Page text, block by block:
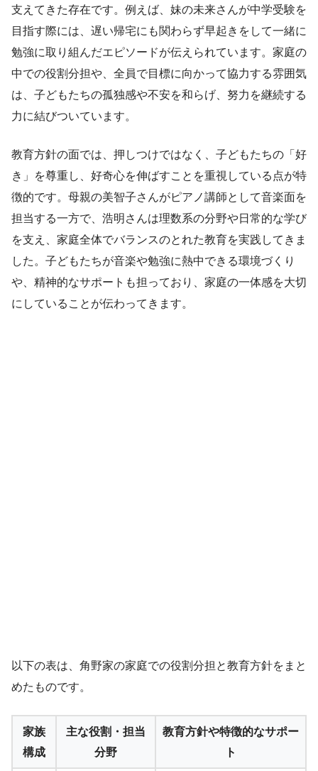
支えてきた存在です。例えば、妹の未来さんが中学受験を
目指す際には、遅い帰宅にも関わらず早起きをして一緒に
勉強に取り組んだエピソードが伝えられています。家庭の
中での役割分担や、全員で目標に向かって協力する雰囲気
は、子どもたちの孤独感や不安を和らげ、努力を継続する
力に結びついています。
教育方針の面では、押しつけではなく、子どもたちの「好
き」を尊重し、好奇心を伸ばすことを重視している点が特
徴的です。母親の美智子さんがピアノ講師として音楽面を
担当する一方で、浩明さんは理数系の分野や日常的な学び
を支え、家庭全体でバランスのとれた教育を実践してきま
した。子どもたちが音楽や勉強に熱中できる環境づくり
や、精神的なサポートも担っており、家庭の一体感を大切
にしていることが伝わってきます。
以下の表は、角野家の家庭での役割分担と教育方針をまと
めたものです。
家族
構成
主な役割・担当
分野
教育方針や特徴的なサポー
ト